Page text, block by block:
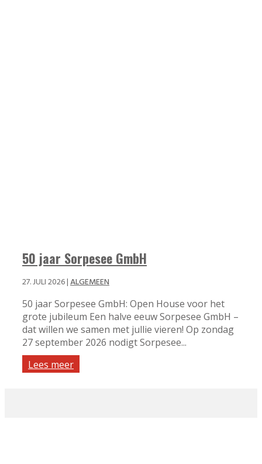
50 jaar Sorpesee GmbH
27. JULI 2026|ALGEMEEN
50 jaar Sorpesee GmbH: Open House voor het
grote jubileum Een halve eeuw Sorpesee GmbH –
dat willen we samen met jullie vieren! Op zondag
27 september 2026 nodigt Sorpesee...
Lees meer